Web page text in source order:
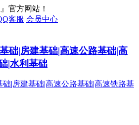
官方网站！
客服 会员中心
础|房建基础|高速公路基础|高
|水利基础